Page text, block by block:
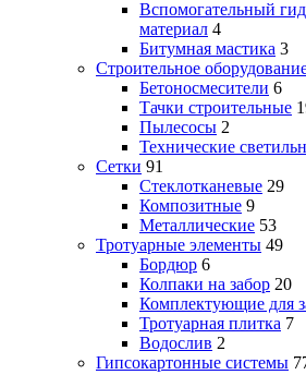
Вспомогательный
материал 4
Битумная мастика 3
Строительное
Бетоносмесители 6
Тачки строительные
Пылесосы 2
Технические
Сетки 91
Стеклотканевые 29
Композитные 9
Металлические 53
Тротуарные элементы 49
Бордюр 6
Колпаки на забор 20
Комплектующие для
Тротуарная плитка 7
Водослив 2
Гипсокартонные системы